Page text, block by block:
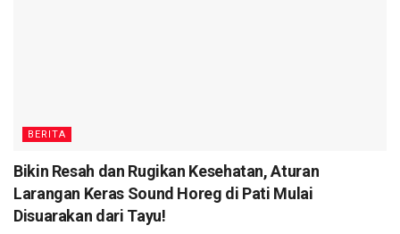
BERITA
Bikin Resah dan Rugikan Kesehatan, Aturan
Larangan Keras Sound Horeg di Pati Mulai
Disuarakan dari Tayu!